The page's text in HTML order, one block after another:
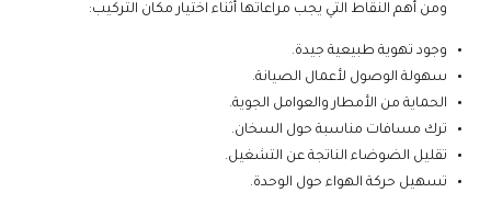
ومن أهم النقاط التي يجب مراعاتها أثناء اختيار مكان التركيب:
وجود تهوية طبيعية جيدة.
سهولة الوصول لأعمال الصيانة.
الحماية من الأمطار والعوامل الجوية.
ترك مسافات مناسبة حول السخان.
تقليل الضوضاء الناتجة عن التشغيل.
تسهيل حركة الهواء حول الوحدة.